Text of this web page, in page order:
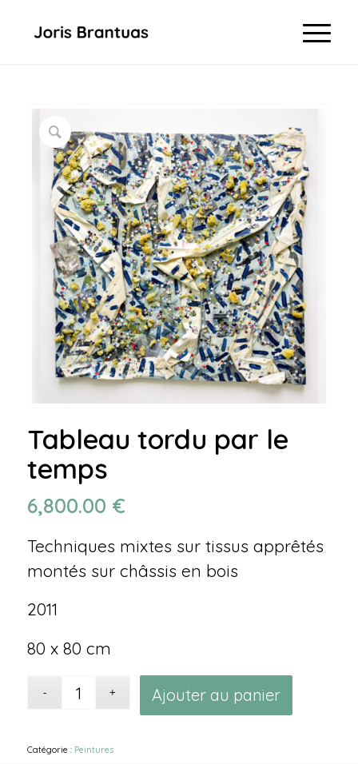
Tableau tordu par le
temps
6,800.00 €
Techniques mixtes sur tissus apprêtés
montés sur châssis en bois
2011
80 x 80 cm
Ajouter au panier
Catégorie : Peintures